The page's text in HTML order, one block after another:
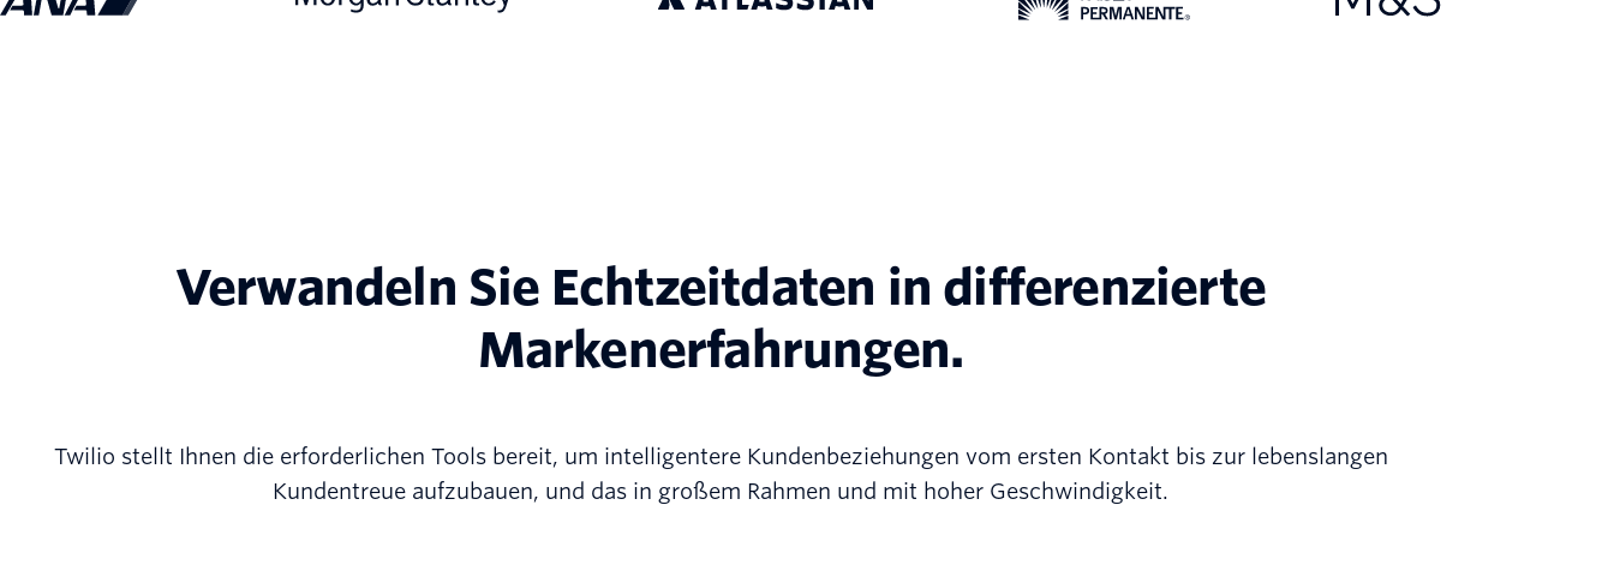
Verwandeln Sie Echtzeitdaten in differenzierte
Markenerfahrungen.
Twilio stellt Ihnen die erforderlichen Tools bereit, um intelligentere Kundenbeziehungen vom ersten Kontakt bis zur lebenslangen
Kundentreue aufzubauen, und das in großem Rahmen und mit hoher Geschwindigkeit.